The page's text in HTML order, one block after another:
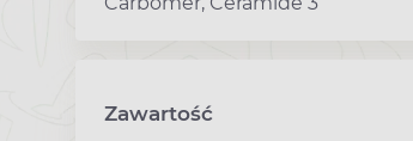
Zawartość